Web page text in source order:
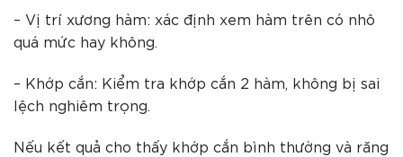
– Vị trí xương hàm: xác định xem hàm trên có nhô
quá mức hay không.
– Khớp cắn: Kiểm tra khớp cắn 2 hàm, không bị sai
lệch nghiêm trọng.
Nếu kết quả cho thấy khớp cắn bình thường và răng